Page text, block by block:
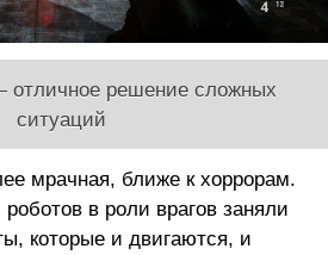
отличное решение сложных
ситуаций
мрачная, ближе к хоррорам.
в роли врагов заняли
которые и двигаются, и